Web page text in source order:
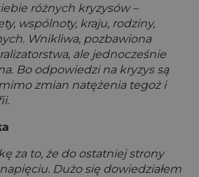
różnych kryzysów –
wspólnoty, kraju, rodziny,
Wnikliwa, pozbawiona
ale jednocześnie
Bo odpowiedzi na kryzys są
zmian natężenia tegoż i
za to, że do ostatniej strony
Dużo się dowiedziałem